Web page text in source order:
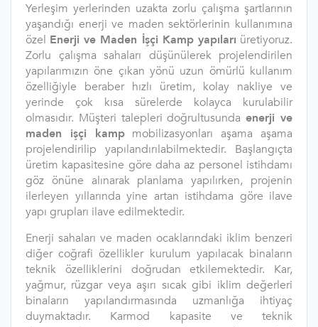
Yerleşim yerlerinden uzakta zorlu çalışma şartlarının
yaşandığı enerji ve maden sektörlerinin kullanımına
özel Enerji ve Maden İşçi Kamp yapıları üretiyoruz.
Zorlu çalışma sahaları düşünülerek projelendirilen
yapılarımızın öne çıkan yönü uzun ömürlü kullanım
özelliğiyle beraber hızlı üretim, kolay nakliye ve
yerinde çok kısa sürelerde kolayca kurulabilir
olmasıdır. Müşteri talepleri doğrultusundaenerji ve
maden işçi kampmobilizasyonları aşama aşama
projelendirilip yapılandırılabilmektedir. Başlangıçta
üretim kapasitesine göre daha az personel istihdamı
göz önüne alınarak planlama yapılırken, projenin
ilerleyen yıllarında yine artan istihdama göre ilave
yapı grupları ilave edilmektedir.
Enerji sahaları ve maden ocaklarındaki iklim benzeri
diğer coğrafi özellikler kurulum yapılacak binaların
teknik özelliklerini doğrudan etkilemektedir. Kar,
yağmur, rüzgar veya aşırı sıcak gibi iklim değerleri
binaların yapılandırmasında uzmanlığa ihtiyaç
duymaktadır. Karmod kapasite ve teknik